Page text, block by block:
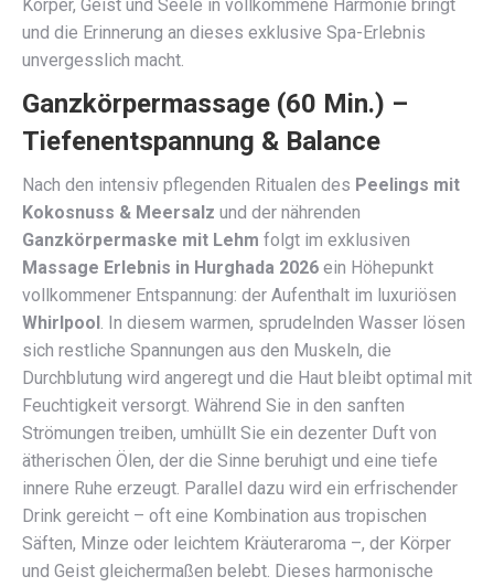
Körper, Geist und Seele in vollkommene Harmonie bringt
und die Erinnerung an dieses exklusive Spa-Erlebnis
unvergesslich macht.
Ganzkörpermassage (60 Min.) –
Tiefenentspannung & Balance
Nach den intensiv pflegenden Ritualen des Peelings mit
Kokosnuss & Meersalz und der nährenden
Ganzkörpermaske mit Lehm folgt im exklusiven
Massage Erlebnis in Hurghada 2026 ein Höhepunkt
vollkommener Entspannung: der Aufenthalt im luxuriösen
Whirlpool. In diesem warmen, sprudelnden Wasser lösen
sich restliche Spannungen aus den Muskeln, die
Durchblutung wird angeregt und die Haut bleibt optimal mit
Feuchtigkeit versorgt. Während Sie in den sanften
Strömungen treiben, umhüllt Sie ein dezenter Duft von
ätherischen Ölen, der die Sinne beruhigt und eine tiefe
innere Ruhe erzeugt. Parallel dazu wird ein erfrischender
Drink gereicht – oft eine Kombination aus tropischen
Säften, Minze oder leichtem Kräuteraroma –, der Körper
und Geist gleichermaßen belebt. Dieses harmonische